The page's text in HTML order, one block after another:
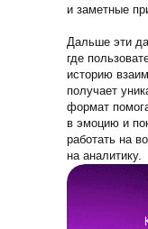
и заметные
Дальше эти
где
историю
получает
формат
в эмоцию и
работать на
на аналитику.